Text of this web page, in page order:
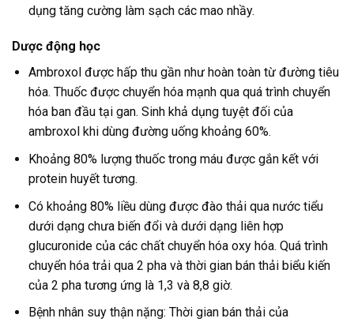
dụng tăng cường làm sạch các mao nhầy.
Dược động học
Ambroxol được hấp thu gần như hoàn toàn từ đường tiêu
hóa. Thuốc được chuyển hóa mạnh qua quá trình chuyển
hóa ban đầu tại gan. Sinh khả dụng tuyệt đối của
ambroxol khi dùng đường uống khoảng 60%.
Khoảng 80% lượng thuốc trong máu được gắn kết với
protein huyết tương.
Có khoảng 80% liều dùng được đào thải qua nước tiểu
dưới dạng chưa biến đổi và dưới dạng liên hợp
glucuronide của các chất chuyển hóa oxy hóa. Quá trình
chuyển hóa trải qua 2 pha và thời gian bán thải biểu kiến
của 2 pha tương ứng là 1,3 và 8,8 giờ.
Bệnh nhân suy thận nặng: Thời gian bán thải của